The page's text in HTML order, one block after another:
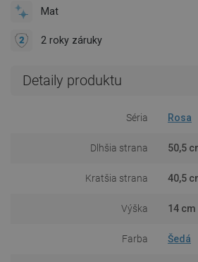
Mat
2 roky záruky
Detaily produktu
Séria Rosa
Dlhšia strana 50,5
Kratšia strana 40,5
Výška 14 cm
Farba Šedá